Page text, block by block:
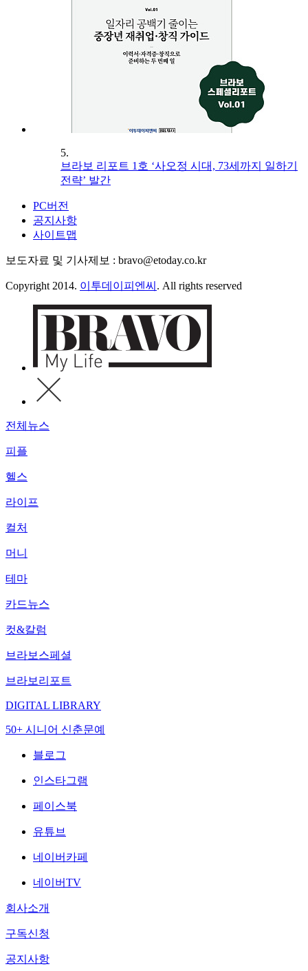
5.
브라보 리포트 1호 ‘사오정 시대, 73세까지 일하기
전략’ 발간
PC버전
공지사항
사이트맵
보도자료 및 기사제보 : bravo@etoday.co.kr
Copyright 2014. 이투데이피엔씨 . All rights reserved
전체뉴스
피플
헬스
라이프
컬처
머니
테마
카드뉴스
컷&칼럼
브라보스페셜
브라보리포트
DIGITAL LIBRARY
50+ 시니어 신춘문예
블로그
인스타그램
페이스북
유튜브
네이버카페
네이버TV
회사소개
구독신청
공지사항